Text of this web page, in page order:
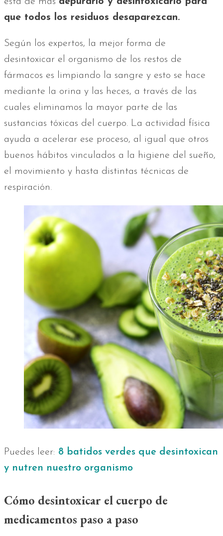
que todos los residuos desaparezcan.
Según los expertos, la mejor forma de
desintoxicar el organismo de los restos de
fármacos es limpiando la sangre y esto se hace
mediante la orina y las heces, a través de las
cuales eliminamos la mayor parte de las
sustancias tóxicas del cuerpo. La actividad física
ayuda a acelerar ese proceso, al igual que otros
buenos hábitos vinculados a la higiene del sueño,
el movimiento y hasta distintas técnicas de
respiración.
Puedes leer: 8 batidos verdes que desintoxican
y nutren nuestro organismo
Cómo desintoxicar el cuerpo de
medicamentos paso a paso